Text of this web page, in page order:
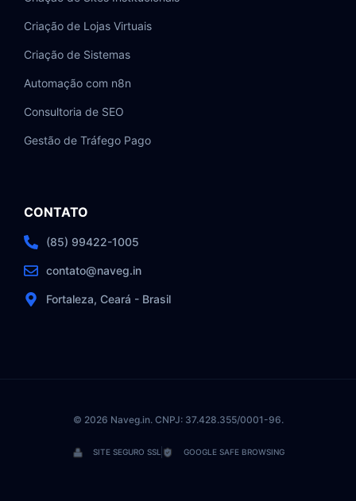
Criação de Lojas Virtuais
Criação de Sistemas
Automação com n8n
Consultoria de SEO
Gestão de Tráfego Pago
CONTATO
(85) 99422-1005
contato@naveg.in
Fortaleza, Ceará - Brasil
© 2026 Naveg.in. CNPJ: 37.428.355/0001-96.
SITE SEGURO SSL GOOGLE SAFE BROWSING